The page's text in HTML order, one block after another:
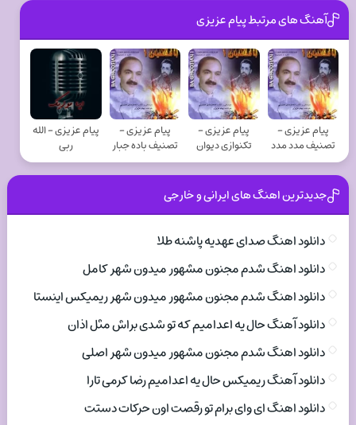
آهنگ های مرتبط پیام عزیزی
پیام عزیزی -
تصنیف مدد مدد
پیام عزیزی -
تکنوازی دیوان
پیام عزیزی -
تصنیف باده جبار
پیام عزیزی - الله
ربی
جدیدترین اهنگ های ایرانی و خارجی
دانلود اهنگ صدای عهدیه پاشنه طلا
دانلود اهنگ شدم مجنون مشهور میدون شهر کامل
دانلود اهنگ شدم مجنون مشهور میدون شهر ریمیکس اینستا
دانلود آهنگ حال یه اعدامیم که تو شدی براش مثل اذان
دانلود اهنگ شدم مجنون مشهور میدون شهر اصلی
دانلود آهنگ ریمیکس حال یه اعدامیم رضا کرمی تارا
دانلود اهنگ ای وای برام تو رقصت اون حرکات دستت